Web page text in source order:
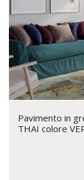
Pavimento in
THAI colore